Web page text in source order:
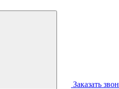
Заказать